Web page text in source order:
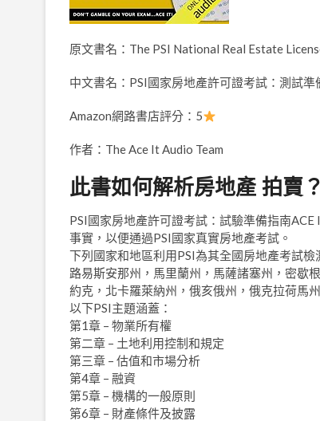
原文書名：The PSI National Real Estate
中文書名：PSI國家房地產許可證考試：測試準
Amazon網路書店評分：5
作者：The Ace It Audio Team
此書如何解析房地產 拍賣
PSI國家房地產許可證考試：試驗準備指南
事實，以便通過PSI國家真實房地產考試。
下列國家和地區利用PSI為其全國房地產考試
路易斯安那州，馬里蘭州，馬薩諸塞州，密歇
約克，北卡羅萊納州，俄亥俄州，俄克拉荷馬
以下PSI主題涵蓋：
第1章 – 物業所有權
第二章 – 土地利用控制和規定
第三章 – 估值和市場分析
第4章 – 融資
第5章 – 機構的一般原則
第6章 – 財產條件及披露